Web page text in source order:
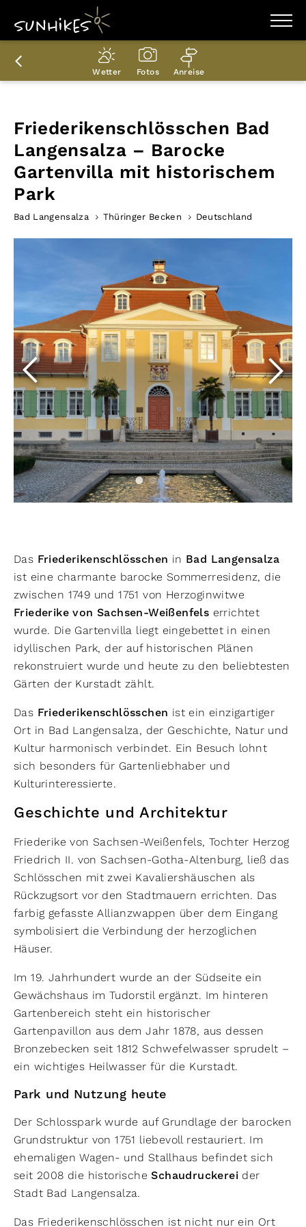
WANDERZIELE
WANDERUNGEN
ENTDECKEN
PLANER
Wetter Fotos Anreise
Friederikenschlösschen Bad
Langensalza – Barocke
Gartenvilla mit historischem
Park
Bad Langensalza Thüringer Becken Deutschland
Das Friederikenschlösschen in Bad Langensalza
ist eine charmante barocke Sommerresidenz, die
zwischen 1749 und 1751 von Herzoginwitwe
Friederike von Sachsen-Weißenfels errichtet
wurde. Die Gartenvilla liegt eingebettet in einen
idyllischen Park, der auf historischen Plänen
rekonstruiert wurde und heute zu den beliebtesten
Gärten der Kurstadt zählt.
Das Friederikenschlösschen ist ein einzigartiger
Ort in Bad Langensalza, der Geschichte, Natur und
Kultur harmonisch verbindet. Ein Besuch lohnt
sich besonders für Gartenliebhaber und
Kulturinteressierte.
Geschichte und Architektur
Friederike von Sachsen-Weißenfels, Tochter Herzog
Friedrich II. von Sachsen-Gotha-Altenburg, ließ das
Schlösschen mit zwei Kavaliershäuschen als
Rückzugsort vor den Stadtmauern errichten. Das
farbig gefasste Allianzwappen über dem Eingang
symbolisiert die Verbindung der herzoglichen
Häuser.
Im 19. Jahrhundert wurde an der Südseite ein
Gewächshaus im Tudorstil ergänzt. Im hinteren
Gartenbereich steht ein historischer
Gartenpavillon aus dem Jahr 1878, aus dessen
Bronzebecken seit 1812 Schwefelwasser sprudelt –
ein wichtiges Heilwasser für die Kurstadt.
Park und Nutzung heute
Der Schlosspark wurde auf Grundlage der barocken
Grundstruktur von 1751 liebevoll restauriert. Im
ehemaligen Wagen- und Stallhaus befindet sich
seit 2008 die historische Schaudruckerei der
Stadt Bad Langensalza.
Das Friederikenschlösschen ist nicht nur ein Ort